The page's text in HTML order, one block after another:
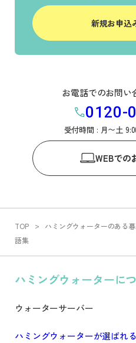
新規お申込
お電話でのお問い
0120-
受付時間 : 月〜土
WEBでの
TOP ハミングウォーターのある
語集
ハミングウォーターに
ウォーターサーバー
ハミングウォーターが選ばれ